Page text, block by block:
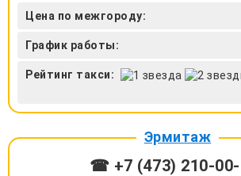
Цена по межгороду:
График работы:
Рейтинг такси:
Эрмитаж
☎ +7 (473) 210-